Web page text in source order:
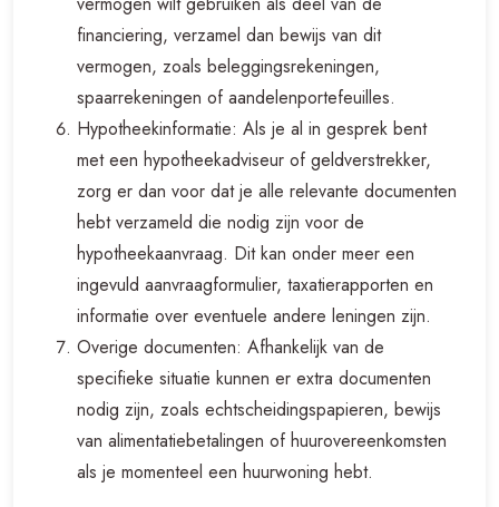
financiering, verzamel dan bewijs van dit
vermogen, zoals beleggingsrekeningen,
spaarrekeningen of aandelenportefeuilles.
Hypotheekinformatie: Als je al in gesprek bent
met een hypotheekadviseur of geldverstrekker,
zorg er dan voor dat je alle relevante documenten
hebt verzameld die nodig zijn voor de
hypotheekaanvraag. Dit kan onder meer een
ingevuld aanvraagformulier, taxatierapporten en
informatie over eventuele andere leningen zijn.
Overige documenten: Afhankelijk van de
specifieke situatie kunnen er extra documenten
nodig zijn, zoals echtscheidingspapieren, bewijs
van alimentatiebetalingen of huurovereenkomsten
als je momenteel een huurwoning hebt.